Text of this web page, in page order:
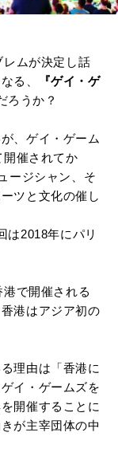
レムが決定し話
る、
『ゲイ・ゲ
ろうか？
、ゲイ・ゲーム
開催されてか
ージシャン、そ
ツと文化の催し
は2018年にパリ
で開催される
港はアジア初の
理由は「香港に
イ・ゲームズを
開催することに
が主宰団体の中